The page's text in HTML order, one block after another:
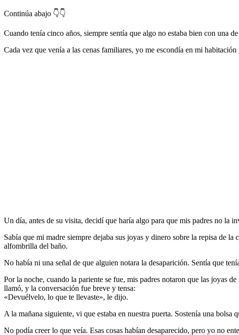
Continúa abajo 👇👇
Cuando tenía cinco años, siempre sentía que algo no estaba bien con una
Cada vez que venía a las cenas familiares, yo me escondía en mi
Un día, antes de su visita, decidí que haría algo para que mis padres no la
Sabía que mi madre siempre dejaba sus joyas y dinero sobre la repisa de
alfombrilla del baño.
No había ni una señal de que alguien notara la desaparición. Sentía que
Por la noche, cuando la pariente se fue, mis padres notaron que las joyas
llamó, y la conversación fue breve y tensa:
«Devuélvelo, lo que te llevaste», le dijo.
A la mañana siguiente, vi que estaba en nuestra puerta. Sostenía una
No podía creer lo que veía. Esas cosas habían desaparecido, pero yo no